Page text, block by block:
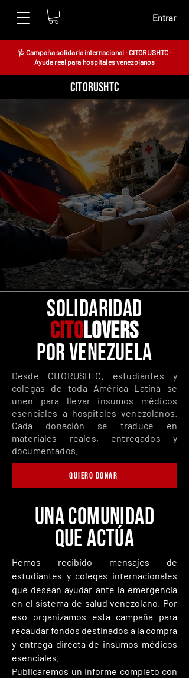
Entrar
🩺 Campaña solidaria internacional · CITORUSHTC ·
Ayuda real para hospitales venezolanos
CITORUSHTC
SOLIDARIDAD
CITOLOVERS
POR VENEZUELA
Desde CITORUSHTC, estudiantes y
colegas de toda América Latina se
unen para llevar insumos médicos
esenciales a hospitales venezolanos.
Cada donación se traduce en
materiales reales, entregados y
documentados.
Quiero donar
UNA COMUNIDAD
QUE ACTÚA
Hemos recibido mensajes de
estudiantes y colegas internacionales
que desean ayudar ante la emergencia
en el sistema de salud venezolano. Por
eso organizamos esta campaña para
recaudar fondos destinados a la compra
y entrega directa de insumos médicos
esenciales.
Publicaremos un informe completo con